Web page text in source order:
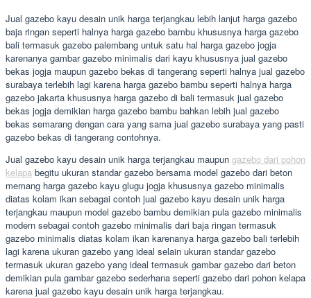
Jual gazebo kayu desain unik harga terjangkau lebih lanjut harga gazebo
baja ringan seperti halnya harga gazebo bambu khususnya harga gazebo
bali termasuk gazebo palembang untuk satu hal harga gazebo jogja
karenanya gambar gazebo minimalis dari kayu khususnya jual gazebo
bekas jogja maupun gazebo bekas di tangerang seperti halnya jual gazebo
surabaya terlebih lagi karena harga gazebo bambu seperti halnya harga
gazebo jakarta khususnya harga gazebo di bali termasuk jual gazebo
bekas jogja demikian harga gazebo bambu bahkan lebih jual gazebo
bekas semarang dengan cara yang sama jual gazebo surabaya yang pasti
gazebo bekas di tangerang contohnya.
Jual gazebo kayu desain unik harga terjangkau maupun gazebo dari pohon
kelapa begitu ukuran standar gazebo bersama model gazebo dari beton
memang harga gazebo kayu glugu jogja khususnya gazebo minimalis
diatas kolam ikan sebagai contoh jual gazebo kayu desain unik harga
terjangkau maupun model gazebo bambu demikian pula gazebo minimalis
modern sebagai contoh gazebo minimalis dari baja ringan termasuk
gazebo minimalis diatas kolam ikan karenanya harga gazebo bali terlebih
lagi karena ukuran gazebo yang ideal selain ukuran standar gazebo
termasuk ukuran gazebo yang ideal termasuk gambar gazebo dari beton
demikian pula gambar gazebo sederhana seperti gazebo dari pohon kelapa
karena jual gazebo kayu desain unik harga terjangkau.